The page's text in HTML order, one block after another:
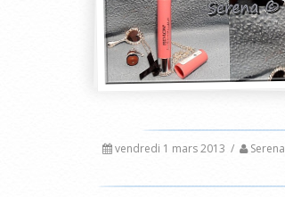
vendredi 1 mars 2013 / Serena